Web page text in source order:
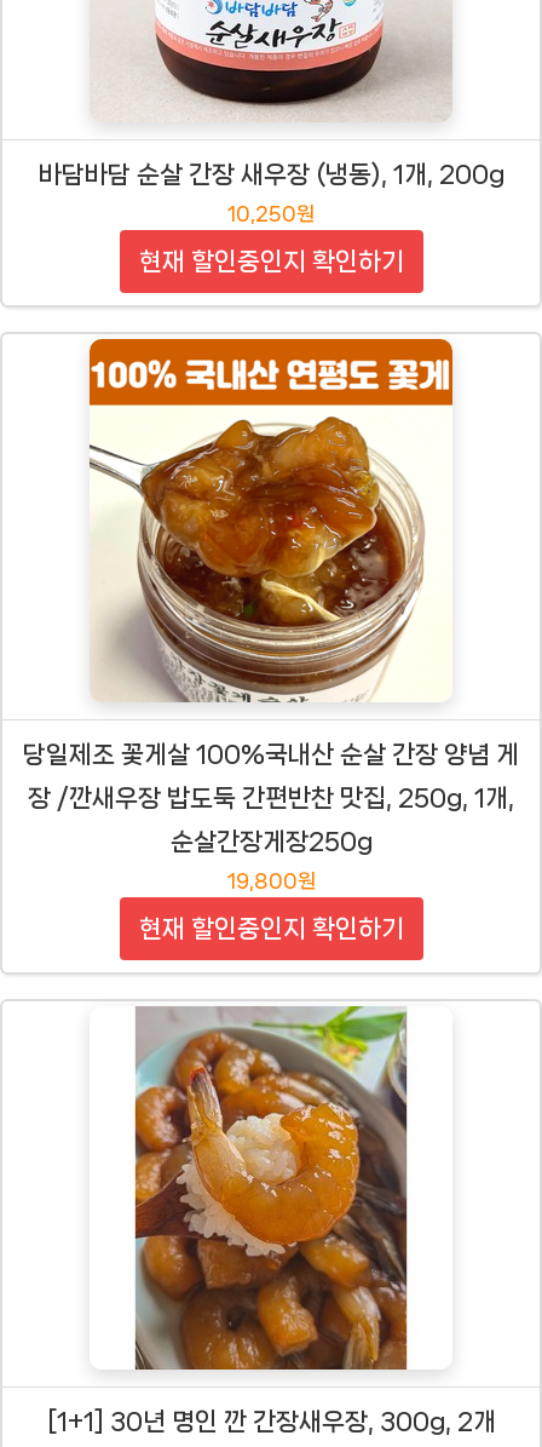
바담바담 순살 간장 새우장 (냉동), 1개, 200g
10,250원
현재 할인중인지 확인하기
당일제조 꽃게살 100%국내산 순살 간장 양념 게
장 /깐새우장 밥도둑 간편반찬 맛집, 250g, 1개,
순살간장게장250g
19,800원
현재 할인중인지 확인하기
[1+1] 30년 명인 깐 간장새우장, 300g, 2개